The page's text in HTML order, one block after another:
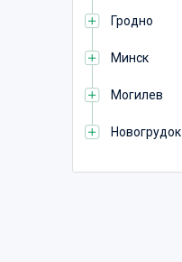
Гродно
Минск
Могилев
Новогрудок